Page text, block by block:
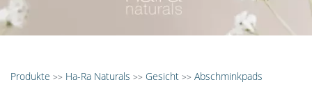
Produkte >> Ha-Ra Naturals >> Gesicht >> Abschminkpads